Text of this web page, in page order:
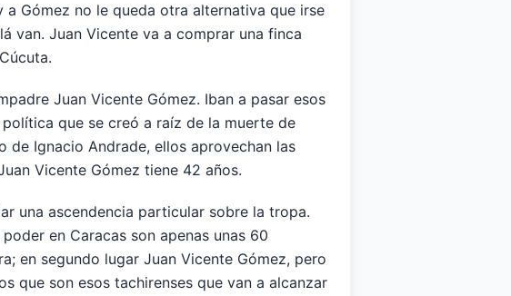
Gómez no le queda otra alternativa que irse
van. Juan Vicente va a comprar una finca
Juan Vicente Gómez. Iban a pasar esos
que se creó a raíz de la muerte de
de Ignacio Andrade, ellos aprovechan las
Vicente Gómez tiene 42 años.
una ascendencia particular sobre la tropa.
en Caracas son apenas unas 60
en segundo lugar Juan Vicente Gómez, pero
que son esos tachirenses que van a alcanzar